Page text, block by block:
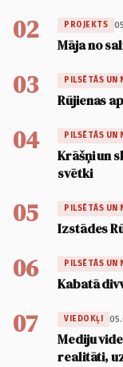
02 PROJEKTS
Māja no
03 PILSĒTĀS UN
Rūjienas
04 PILSĒTĀS UN
Krāšņi un
svētki
05 PILSĒTĀS UN
Izstādes
06 PILSĒTĀS UN
Kabatā
07 VIEDOKĻI
Mediju
realitāti,